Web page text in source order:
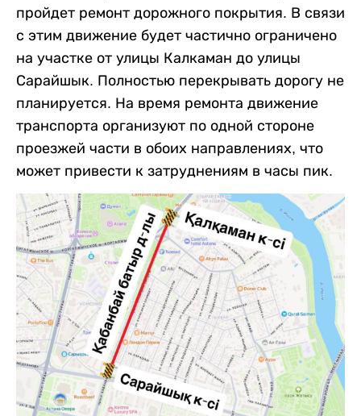
пройдет ремонт дорожного покрытия. В связи
с этим движение будет частично ограничено
на участке от улицы Калкаман до улицы
Сарайшык. Полностью перекрывать дорогу не
планируется. На время ремонта движение
транспорта организуют по одной стороне
проезжей части в обоих направлениях, что
может привести к затруднениям в часы пик.